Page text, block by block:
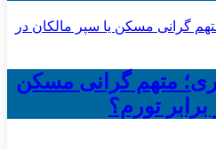
متهم گرانی مسکن
تورم؟